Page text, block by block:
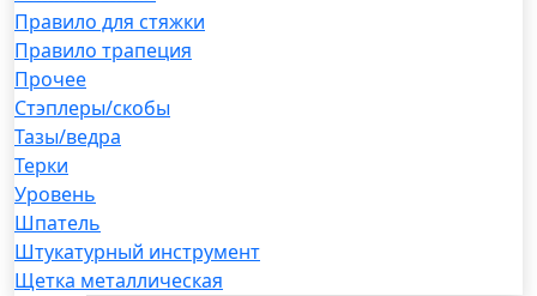
Правило для стяжки
Правило трапеция
Прочее
Стэплеры/скобы
Тазы/ведра
Терки
Уровень
Шпатель
Штукатурный инструмент
Щетка металлическая